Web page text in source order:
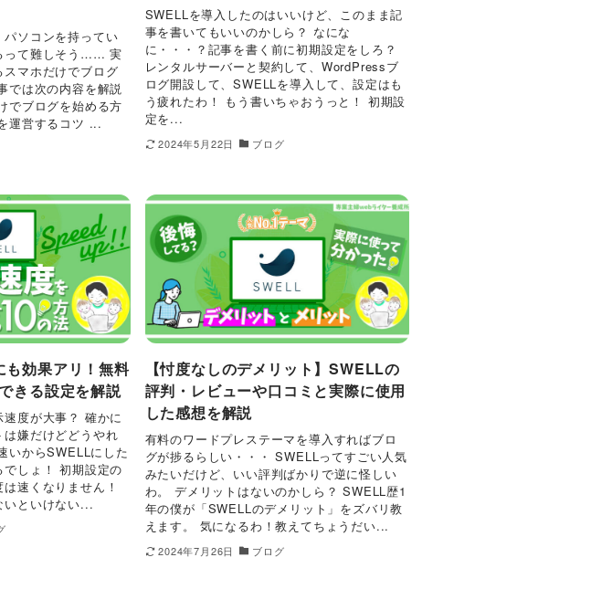
ソコンを持ってい
って難しそう…… 実
マホだけでブログ
では次の内容を解説
でブログを始める方
運営するコツ ...
SWELLを導入したのはいいけど、このまま記
事を書いてもいいのかしら？ なにな
に・・・？記事を書く前に初期設定をしろ？
レンタルサーバーと契約して、WordPressブ
ログ開設して、SWELLを導入して、設定はも
う疲れたわ！ もう書いちゃおうっと！ 初期設
定を...
2024年5月22日 ブログ
も効果アリ！無料
きる設定を解説
度が大事？ 確かに
嫌だけどどうやれ
いからSWELLにした
しょ！ 初期設定の
速くなりません！
いといけない...
【忖度なしのデメリット】SWELLの
評判・レビューや口コミと実際に使用
した感想を解説
有料のワードプレステーマを導入すればブロ
グが捗るらしい・・・ SWELLってすごい人気
みたいだけど、いい評判ばかりで逆に怪しい
わ。 デメリットはないのかしら？ SWELL歴1
年の僕が「SWELLのデメリット」をズバリ教
えます。 気になるわ！教えてちょうだい...
2024年7月26日 ブログ